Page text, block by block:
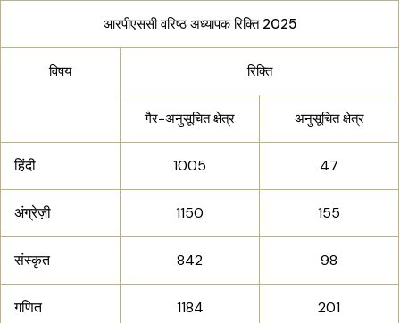
आरपीएससी वरिष्ठ अध्यापक रिक्ति 2025
विषय रिक्ति
गैर-अनुसूचित क्षेत्र अनुसूचित क्षेत्र
हिंदी 1005 47
अंग्रेज़ी 1150 155
संस्कृत 842 98
गणित 1184 201